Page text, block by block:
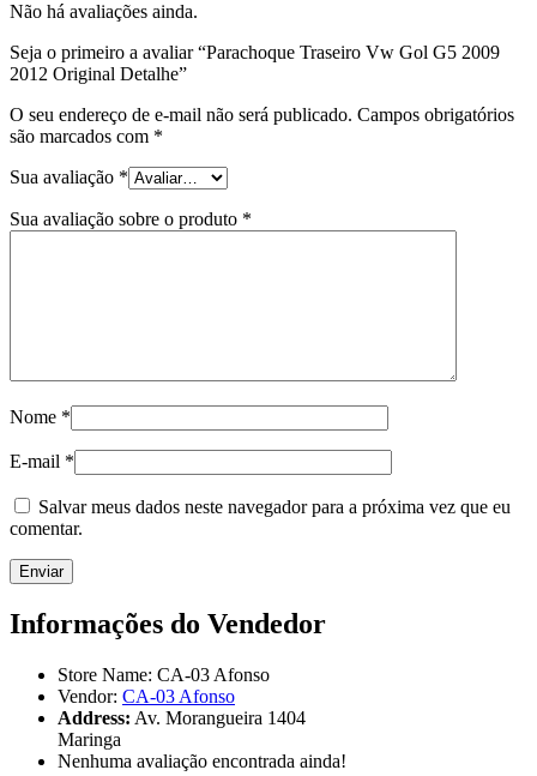
Não há avaliações ainda.
Seja o primeiro a avaliar “Parachoque Traseiro Vw Gol G5 2009
2012 Original Detalhe”
O seu endereço de e-mail não será publicado. Campos obrigatórios
são marcados com *
Sua avaliação *
Sua avaliação sobre o produto *
Nome *
E-mail *
Salvar meus dados neste navegador para a próxima vez que eu
comentar.
Informações do Vendedor
Store Name: CA-03 Afonso
Vendor: CA-03 Afonso
Address: Av. Morangueira 1404
Maringa
Nenhuma avaliação encontrada ainda!